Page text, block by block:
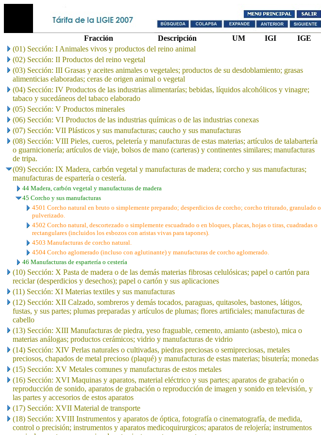
Fracción Descripción UM IGI
IGE
(01) Sección: I Animales vivos y productos del reino animal
(02) Sección: II Productos del reino vegetal
(03) Sección: III Grasas y aceites animales o vegetales; productos de su desdoblamiento; grasas
alimenticias elaboradas; ceras de origen animal o vegetal
(04) Sección: IV Productos de las industrias alimentarías; bebidas, líquidos alcohólicos y vinagre;
tabaco y sucedáneos del tabaco elaborado
(05) Sección: V Productos minerales
(06) Sección: VI Productos de las industrias químicas o de las industrias conexas
(07) Sección: VII Plásticos y sus manufacturas; caucho y sus manufacturas
(08) Sección: VIII Pieles, cueros, peletería y manufacturas de estas materias; artículos de talabartería
o guarnicionería; artículos de viaje, bolsos de mano (carteras) y continentes similares; manufacturas
de tripa.
(09) Sección: IX Madera, carbón vegetal y manufacturas de madera; corcho y sus manufacturas;
manufacturas de espartería o cestería.
44 Madera, carbón vegetal y manufacturas de madera
45 Corcho y sus manufacturas
4501 Corcho natural en bruto o simplemente preparado; desperdicios de corcho; corcho triturado, granulado o
pulverizado.
4502 Corcho natural, descortezado o simplemente escuadrado o en bloques, placas, hojas o tiras, cuadradas o
rectangulares (incluidos los esbozos con aristas vivas para tapones).
4503 Manufacturas de corcho natural.
4504 Corcho aglomerado (incluso con aglutinante) y manufacturas de corcho aglomerado.
46 Manufacturas de espartería o cestería
(10) Sección: X Pasta de madera o de las demás materias fibrosas celulósicas; papel o cartón para
reciclar (desperdicios y desechos); papel o cartón y sus aplicaciones
(11) Sección: XI Materias textiles y sus manufacturas
(12) Sección: XII Calzado, sombreros y demás tocados, paraguas, quitasoles, bastones, látigos,
fustas, y sus partes; plumas preparadas y artículos de plumas; flores artificiales; manufacturas de
cabello
(13) Sección: XIII Manufacturas de piedra, yeso fraguable, cemento, amianto (asbesto), mica o
materias análogas; productos cerámicos; vidrio y manufacturas de vidrio
(14) Sección: XIV Perlas naturales o cultivadas, piedras preciosas o semipreciosas, metales
preciosos, chapados de metal precioso (plaqué) y manufacturas de estas materias; bisutería; monedas
(15) Sección: XV Metales comunes y manufacturas de estos metales
(16) Sección: XVI Maquinas y aparatos, material eléctrico y sus partes; aparatos de grabación o
reproducción de sonido, aparatos de grabación o reproducción de imagen y sonido en televisión, y
las partes y accesorios de estos aparatos
(17) Sección: XVII Material de transporte
(18) Sección: XVIII Instrumentos y aparatos de óptica, fotografía o cinematografía, de medida,
control o precisión; instrumentos y aparatos medicoquirurgicos; aparatos de relojería; instrumentos